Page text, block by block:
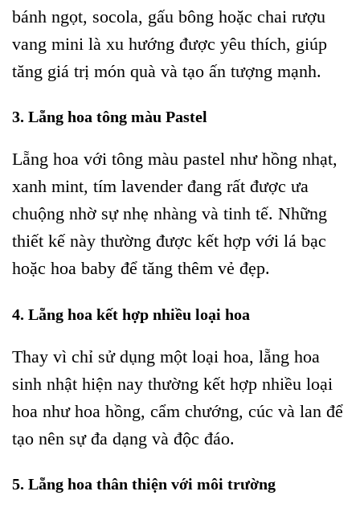
bánh ngọt, socola, gấu bông hoặc chai rượu
vang mini là xu hướng được yêu thích, giúp
tăng giá trị món quà và tạo ấn tượng mạnh.
3. Lẵng hoa tông màu Pastel
Lẵng hoa với tông màu pastel như hồng nhạt,
xanh mint, tím lavender đang rất được ưa
chuộng nhờ sự nhẹ nhàng và tinh tế. Những
thiết kế này thường được kết hợp với lá bạc
hoặc hoa baby để tăng thêm vẻ đẹp.
4. Lẵng hoa kết hợp nhiều loại hoa
Thay vì chỉ sử dụng một loại hoa, lẵng hoa
sinh nhật hiện nay thường kết hợp nhiều loại
hoa như hoa hồng, cẩm chướng, cúc và lan để
tạo nên sự đa dạng và độc đáo.
5. Lẵng hoa thân thiện với môi trường